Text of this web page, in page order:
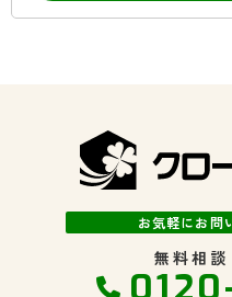
お気軽にお問
無料相談